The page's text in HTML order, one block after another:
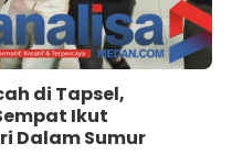
di Tapsel,
Ikut
Dalam Sumur